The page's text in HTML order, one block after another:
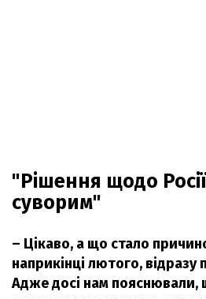
"Рішення щодо
суворим"
– Цікаво, а що стало
наприкінці лютого, відразу
Адже досі нам пояснювали,